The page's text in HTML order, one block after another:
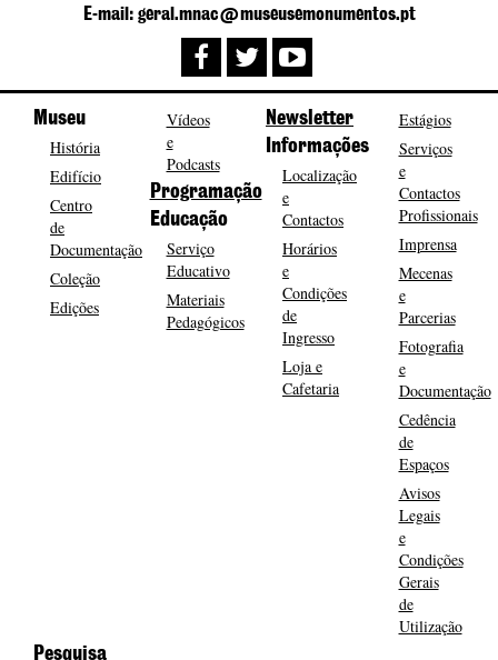
E-mail: geral.mnac@museusemonumentos.pt
Museu
História
Edifício
Centro
de
Documentação
Coleção
Edições
Vídeos
e
Podcasts
Programação
Educação
Serviço
Educativo
Materiais
Pedagógicos
Newsletter
Informações
Localização
e
Contactos
Horários
e
Condições
de
Ingresso
Loja e
Cafetaria
Estágios
Serviços
e
Contactos
Profissionais
Imprensa
Mecenas
e
Parcerias
Fotografia
e
Documentação
Cedência
de
Espaços
Avisos
Legais
e
Condições
Gerais
de
Utilização
Pesquisa